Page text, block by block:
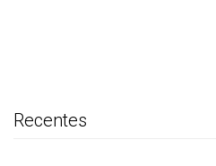
Recentes